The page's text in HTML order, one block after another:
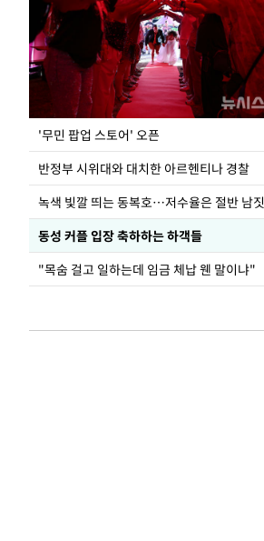
'무민 팝업 스토어' 오픈
반정부 시위대와 대치한 아르헨티나 경찰
녹색 빛깔 띄는 동복호…저수율은 절반 남짓
동성 커플 입장 축하하는 하객들
"목숨 걸고 일하는데 임금 체납 웬 말이냐"